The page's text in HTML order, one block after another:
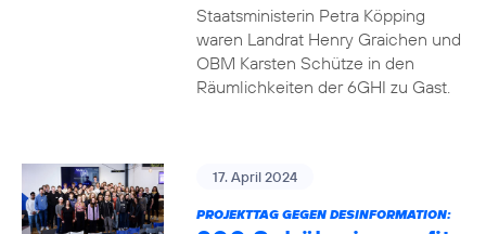
Staatsministerin Petra Köpping
waren Landrat Henry Graichen und
OBM Karsten Schütze in den
Räumlichkeiten der 6GHI zu Gast.
17. April 2024
PROJEKTTAG GEGEN DESINFORMATION: